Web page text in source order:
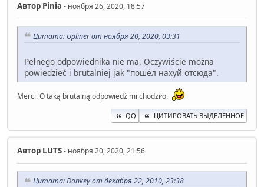
Автор Pinia - ноября 26, 2020, 18:57
Цитата: Upliner от ноября 20, 2020, 03:31
Pełnego odpowiednika nie ma. Oczywiście można
powiedzieć i brutalniej jak "пошёл нахуй отсюда".
Merci. O taką brutalną odpowiedź mi chodziło.
QQ ЦИТИРОВАТЬ ВЫДЕЛЕННОЕ
Автор LUTS- ноября 20, 2020, 21:56
Цитата: Donkey от декабря 22, 2010, 23:38